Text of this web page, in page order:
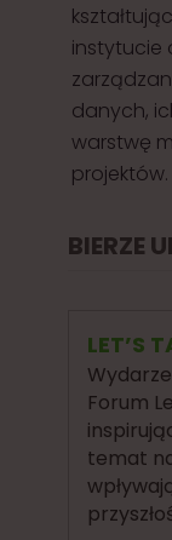
instytucie
danych,
warstwę
projektów.
BIERZE
LET’S
Forum
temat